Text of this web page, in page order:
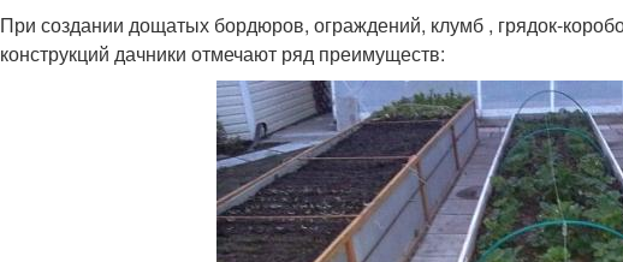
При создании дощатых бордюров, ограждений, клумб , грядок-
конструкций дачники отмечают ряд преимуществ: